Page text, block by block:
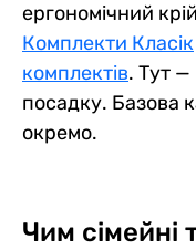
ергономічний
Комплекти Класік
комплектів. Тут
посадку. Базова
окремо.
Чим сімейні